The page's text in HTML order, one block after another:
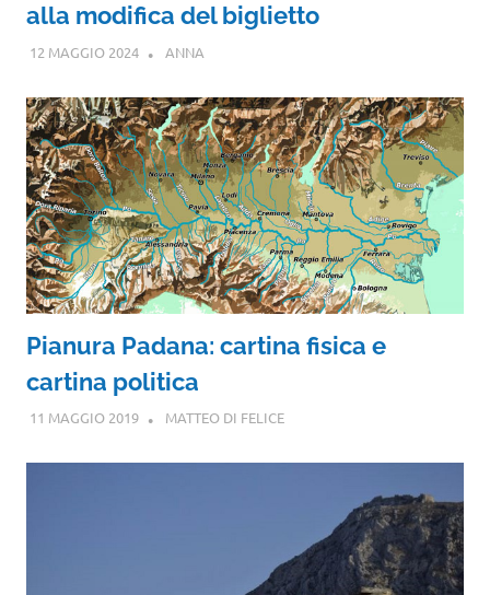
alla modifica del biglietto
12 MAGGIO 2024 ANNA
Pianura Padana: cartina fisica e
cartina politica
11 MAGGIO 2019 MATTEO DI FELICE